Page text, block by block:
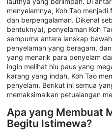
menyelamnya, Koh Tao
dan berpengalaman. Dikenal
bentuknya), penyelaman Koh
sempurna antara lanskap
penyelaman yang beragam,
yang menarik para penyelam
ingin melihat hiu paus yang
karang yang indah, Koh Tao
penyelam. Berikut ini semua
memaksimalkan petualangan
Apa yang Membuat
Begitu Istimewa?